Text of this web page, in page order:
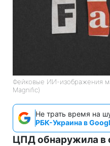
Фейковые ИИ-изображения
Magnific)
Не трать время на
РБК-Украина в
ЦПД обнаружила в